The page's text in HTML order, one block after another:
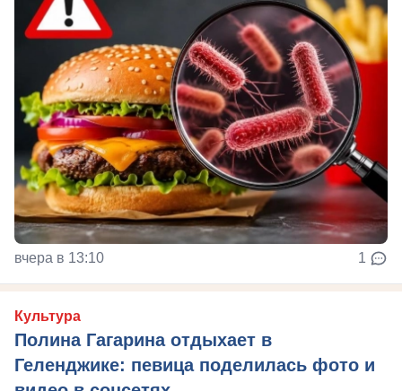
вчера в 13:10 1
Культура
Полина Гагарина отдыхает в
Геленджике: певица поделилась фото и